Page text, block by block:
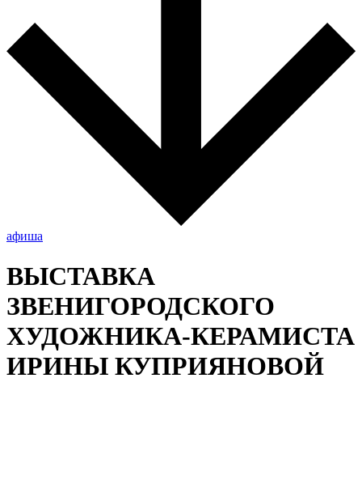
афиша
ВЫСТАВКА
ЗВЕНИГОРОДСКОГО
ХУДОЖНИКА-КЕРАМИСТА
ИРИНЫ КУПРИЯНОВОЙ